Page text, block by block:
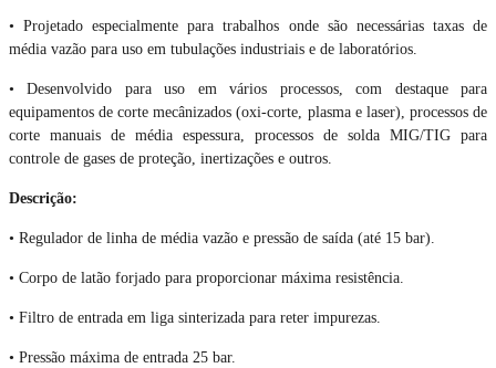
• Projetado especialmente para trabalhos onde são necessárias taxas de
média vazão para uso em tubulações industriais e de laboratórios.
• Desenvolvido para uso em vários processos, com destaque para
equipamentos de corte mecânizados (oxi-corte, plasma e laser), processos de
corte manuais de média espessura, processos de solda MIG/TIG para
controle de gases de proteção, inertizações e outros.
Descrição:
• Regulador de linha de média vazão e pressão de saída (até 15 bar).
• Corpo de latão forjado para proporcionar máxima resistência.
• Filtro de entrada em liga sinterizada para reter impurezas.
• Pressão máxima de entrada 25 bar.